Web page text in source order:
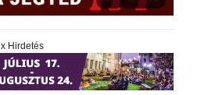
x Hirdetés